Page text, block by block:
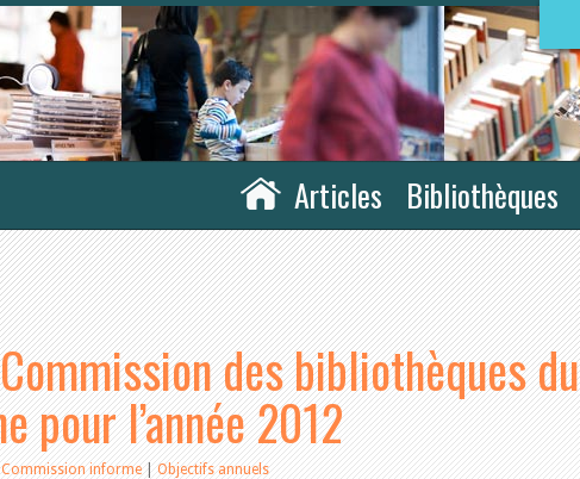
Articles Bibliothèques
des bibliothèques du
pour l’année 2012
Commission informe|Objectifs annuels